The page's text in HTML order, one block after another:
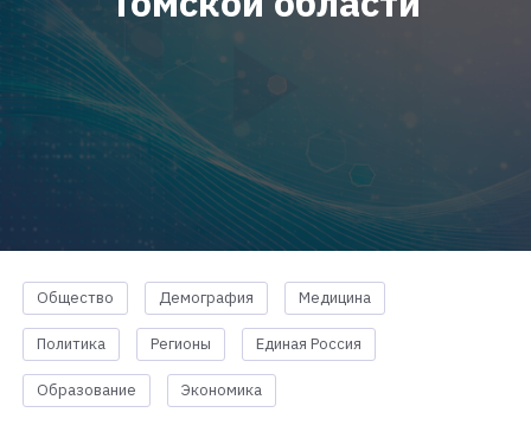
Общество Демография Медицина
Политика Регионы Единая Россия
Образование Экономика